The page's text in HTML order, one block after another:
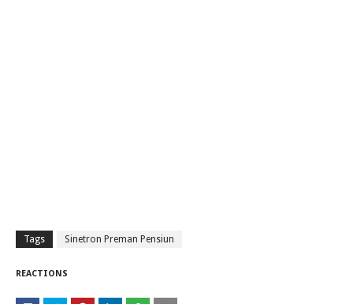
Tags Sinetron Preman Pensiun
REACTIONS